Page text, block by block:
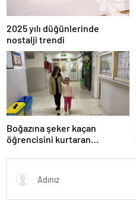
2025 yılı düğünlerinde
nostalji trendi
Boğazına şeker kaçan
öğrencisini kurtaran
eğitimine dikkati çekti